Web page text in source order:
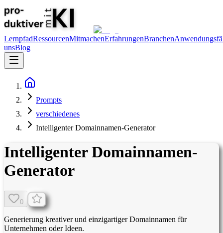
LernpfadRessourcenMitmachenErfahrungenBranchen
unsBlog
Prompts
verschiedenes
Intelligenter Domainnamen-Generator
Intelligenter Domainnamen-
Generator
0
Generierung kreativer und einzigartiger Domainnamen für
Unternehmen oder Ideen.